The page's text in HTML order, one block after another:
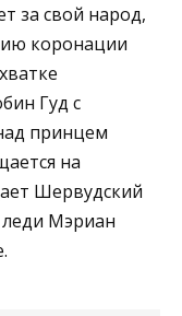
за свой народ,
коронации
Гуд с
принцем
на
Шервудский
леди Мэриан